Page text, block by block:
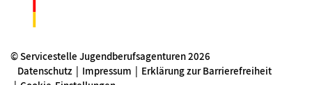
© Servicestelle Jugendberufsagenturen 2026
Datenschutz
Impressum
Erklärung zur Barrierefreiheit